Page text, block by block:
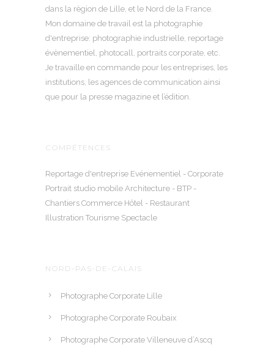
dans la règion de Lille, et le Nord de la France.
Mon domaine de travail est la photographie
d'entreprise: photographie industrielle, reportage
évènementiel, photocall, portraits corporate, etc.
Je travaille en commande pour les entreprises, les
institutions, les agences de communication ainsi
que pour la presse magazine et l’édition.
COMPÉTENCES
Reportage d'entreprise Evénementiel - Corporate
Portrait studio mobile Architecture - BTP -
Chantiers Commerce Hôtel - Restaurant
Illustration Tourisme Spectacle
NORD-PAS-DE-CALAIS
Photographe Corporate Lille
Photographe Corporate Roubaix
Photographe Corporate Villeneuve d’Ascq